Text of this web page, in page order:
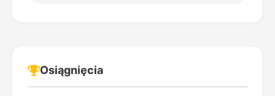
Osiągnięcia